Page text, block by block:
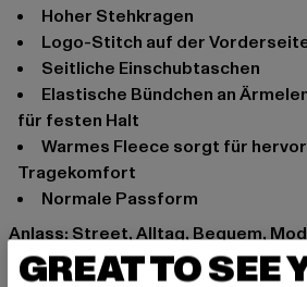
Hoher Stehkragen
Logo-Stitch auf der
Seitliche Einschubtaschen
Elastische Bündchen an Ärmelende und Saum sorgen
für festen Halt
Warmes Fleece sorgt für hervorragenden
Tragekomfort
Normale Passform
Anlass: Street, Alltag, Bequem,
Freizeit, Lässig, Basic
GREAT TO SEE